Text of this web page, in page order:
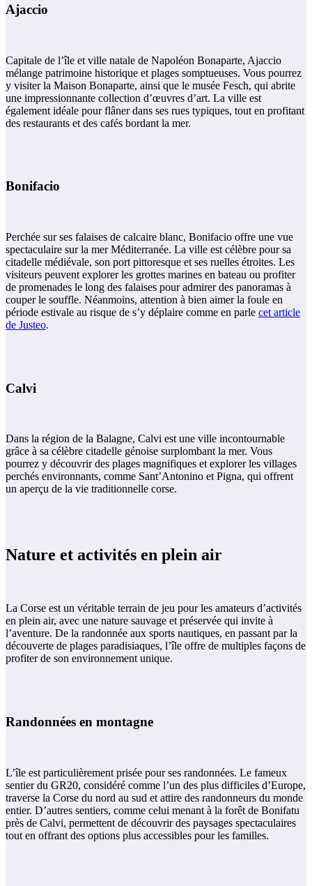
Ajaccio
Capitale de l’île et ville natale de Napoléon Bonaparte, Ajaccio
mélange patrimoine historique et plages somptueuses. Vous pourrez
y visiter la Maison Bonaparte, ainsi que le musée Fesch, qui abrite
une impressionnante collection d’œuvres d’art. La ville est
également idéale pour flâner dans ses rues typiques, tout en profitant
des restaurants et des cafés bordant la mer.
Bonifacio
Perchée sur ses falaises de calcaire blanc, Bonifacio offre une vue
spectaculaire sur la mer Méditerranée. La ville est célèbre pour sa
citadelle médiévale, son port pittoresque et ses ruelles étroites. Les
visiteurs peuvent explorer les grottes marines en bateau ou profiter
de promenades le long des falaises pour admirer des panoramas à
couper le souffle. Néanmoins, attention à bien aimer la foule en
période estivale au risque de s’y déplaire comme en parle cet article
de Justeo.
Calvi
Dans la région de la Balagne, Calvi est une ville incontournable
grâce à sa célèbre citadelle génoise surplombant la mer. Vous
pourrez y découvrir des plages magnifiques et explorer les villages
perchés environnants, comme Sant’Antonino et Pigna, qui offrent
un aperçu de la vie traditionnelle corse.
Nature et activités en plein air
La Corse est un véritable terrain de jeu pour les amateurs d’activités
en plein air, avec une nature sauvage et préservée qui invite à
l’aventure. De la randonnée aux sports nautiques, en passant par la
découverte de plages paradisiaques, l’île offre de multiples façons de
profiter de son environnement unique.
Randonnées en montagne
L’île est particulièrement prisée pour ses randonnées. Le fameux
sentier du GR20, considéré comme l’un des plus difficiles d’Europe,
traverse la Corse du nord au sud et attire des randonneurs du monde
entier. D’autres sentiers, comme celui menant à la forêt de Bonifatu
près de Calvi, permettent de découvrir des paysages spectaculaires
tout en offrant des options plus accessibles pour les familles​.